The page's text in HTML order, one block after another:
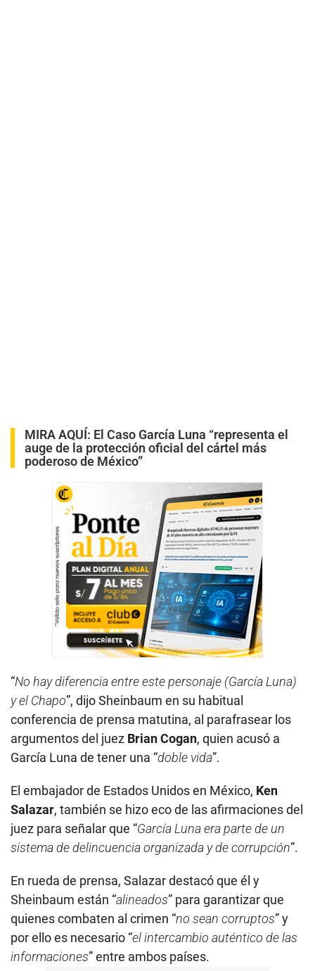
No hay diferencia entre este personaje (García Luna)
y el Chapo
conferencia de prensa matutina, al parafrasear los
argumentos del juez
Brian Cogan, quien acusó a
García Luna de tener una “ doble vida”.
El embajador de Estados Unidos en México,
Ken
, también se hizo eco de las afirmaciones del
juez para señalar que “
García Luna era parte de un
sistema de delincuencia organizada y de corrupción
En rueda de prensa, Salazar destacó que él y
quienes combaten al crimen “no sean corruptos” y
por ello es necesario “el intercambio auténtico de las
informaciones” entre ambos países.